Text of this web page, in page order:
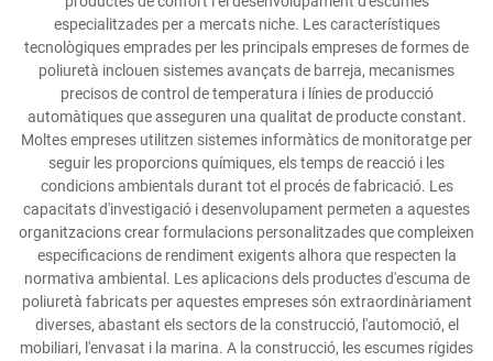
especialitzades per a mercats niche. Les característiques
tecnològiques emprades per les principals empreses de formes de
poliuretà inclouen sistemes avançats de barreja, mecanismes
precisos de control de temperatura i línies de producció
automàtiques que asseguren una qualitat de producte constant.
Moltes empreses utilitzen sistemes informàtics de monitoratge per
seguir les proporcions químiques, els temps de reacció i les
condicions ambientals durant tot el procés de fabricació. Les
capacitats d'investigació i desenvolupament permeten a aquestes
organitzacions crear formulacions personalitzades que compleixen
especificacions de rendiment exigents alhora que respecten la
normativa ambiental. Les aplicacions dels productes d'escuma de
poliuretà fabricats per aquestes empreses són extraordinàriament
diverses, abastant els sectors de la construcció, l'automoció, el
mobiliari, l'envasat i la marina. A la construcció, les escumes rígides